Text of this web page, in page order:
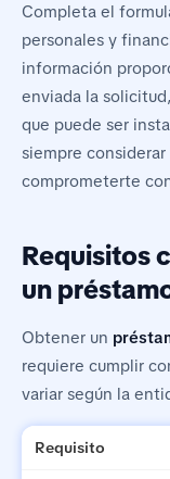
Completa el
personales y
información
enviada la
que puede ser
siempre
comprometerte
Requisitos
un
Obtener un
requiere cumplir
variar según la
Requisito